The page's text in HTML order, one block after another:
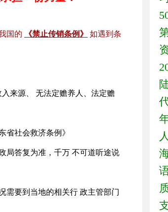
国的
《禁止传销条例》 如遇到条
来源、 无法定赡养人、法定赡
省社会救济条例》
局答复为准，千万 不可道听途说
需要到当地的相关行 政主管部门